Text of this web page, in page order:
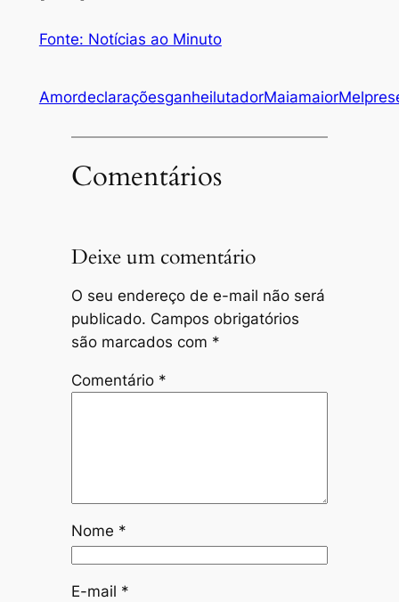
Fonte: Notícias ao Minuto
AmordeclaraçõesganheilutadorMaiamaiorMel
Comentários
Deixe um comentário
O seu endereço de e-mail não será
publicado. Campos obrigatórios
são marcados com *
Comentário *
Nome *
E-mail *